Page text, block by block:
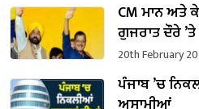
CM ਮਾਨ ਅਤੇ
ਗੁਜਰਾਤ ਦੌਰੇ ’ਤੇ
20th February
ਪੰਜਾਬ ’ਚ